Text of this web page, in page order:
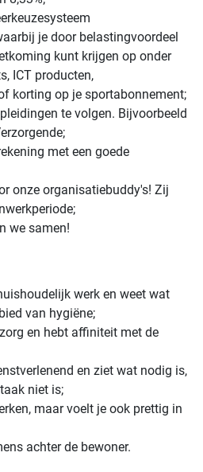
je door belastingvoordeel
kunt krijgen op onder
ICT producten,
korting op je sportabonnement;
te volgen. Bijvoorbeeld
met een goede
onze organisatiebuddy's! Zij
we samen!
werk en weet wat
van hygiëne;
en hebt affiniteit met de
en ziet wat nodig is,
niet is;
maar voelt je ook prettig in
achter de bewoner.